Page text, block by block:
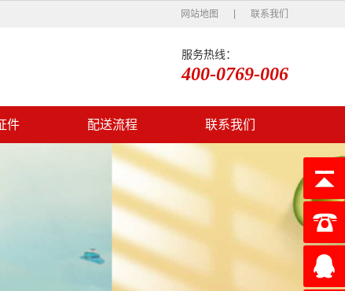
网站地图 联系我们
服务热线：
400-0769-006
件 配送流程 联系我们